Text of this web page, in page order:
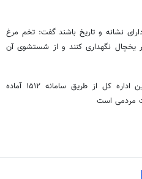
نشانه و تاریخ باشند گفت: تخم مرغ
یخچال نگهداری کنند و از شستشوی آن
مدیر کل دامپزشکی مازندران گفت: این اداره کل از طریق سامانه ۱۵۱۲ آماده
مردمی است‌